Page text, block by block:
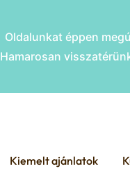
Oldalunkat éppen
Hamarosan
Kiemelt ajánlatok